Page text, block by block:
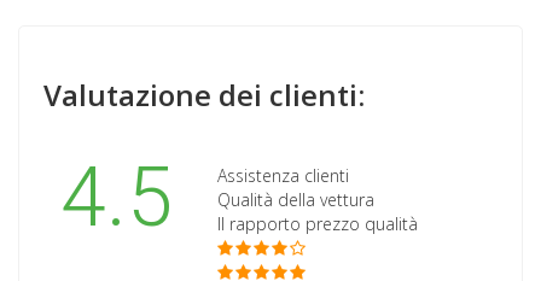
Valutazione dei clienti:
4.5
Assistenza clienti
Qualità della vettura
Il rapporto prezzo qualità